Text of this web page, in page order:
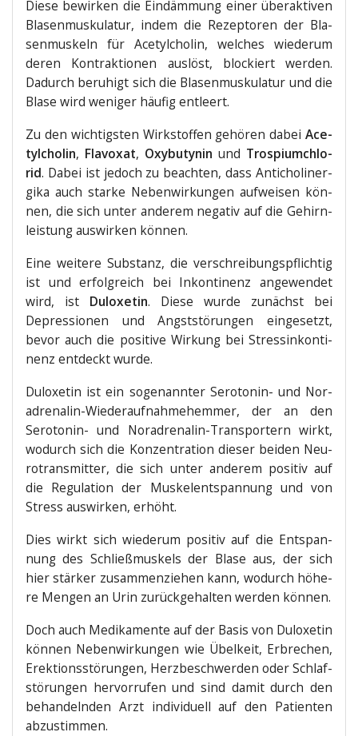
Die­se bewir­ken die Ein­däm­mung einer über­ak­ti­ven
Bla­sen­mus­ku­la­tur, indem die Rezep­to­ren der Bla­
sen­mus­keln für Ace­tyl­cho­lin, wel­ches wie­der­um
deren Kon­trak­tio­nen aus­löst, blo­ckiert wer­den.
Dadurch beru­higt sich die Bla­sen­mus­ku­la­tur und die
Bla­se wird weni­ger häu­fig entleert.
Zu den wich­tigs­ten Wirk­stof­fen gehö­ren dabei Ace­
tyl­cho­lin, Fla­vo­xat, Oxy­bu­ty­nin und Trospi­um­chlo­
rid. Dabei ist jedoch zu beach­ten, dass Anti­cho­liner­
gi­ka auch star­ke Neben­wir­kun­gen auf­wei­sen kön­
nen, die sich unter ande­rem nega­tiv auf die Gehirn­
leis­tung aus­wir­ken können.
Eine wei­te­re Sub­stanz, die ver­schrei­bungs­pflich­tig
ist und erfolg­reich bei Inkon­ti­nenz ange­wen­det
wird, ist Dulo­xe­tin. Die­se wur­de zunächst bei
Depres­sio­nen und Angst­stö­run­gen ein­ge­setzt,
bevor auch die posi­ti­ve Wir­kung bei Stres­sin­kon­ti­
nenz ent­deckt wurde.
Dulo­xe­tin ist ein soge­nann­ter Sero­to­nin- und Nor­
ad­re­na­lin-Wie­der­auf­nah­me­hem­mer, der an den
Sero­to­nin- und Nor­ad­re­na­lin-Trans­por­tern wirkt,
wodurch sich die Kon­zen­tra­ti­on die­ser bei­den Neu­
ro­trans­mit­ter, die sich unter ande­rem posi­tiv auf
die Regu­la­ti­on der Mus­kel­ent­span­nung und von
Stress aus­wir­ken, erhöht.
Dies wirkt sich wie­der­um posi­tiv auf die Ent­span­
nung des Schließ­mus­kels der Bla­se aus, der sich
hier stär­ker zusam­men­zie­hen kann, wodurch höhe­
re Men­gen an Urin zurück­ge­hal­ten wer­den können.
Doch auch Medi­ka­men­te auf der Basis von Dulo­xe­tin
kön­nen Neben­wir­kun­gen wie Übel­keit, Erbre­chen,
Erek­ti­ons­stö­run­gen, Herz­be­schwer­den oder Schlaf­
stö­run­gen her­vor­ru­fen und sind damit durch den
behan­deln­den Arzt indi­vi­du­ell auf den Pati­en­ten
abzustimmen.